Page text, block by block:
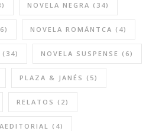
NOVELA NEGRA (34)
NOVELA ROMÁNTCA (4)
(34) NOVELA SUSPENSE (6)
PLAZA & JANÉS (5)
RELATOS (2)
(4)